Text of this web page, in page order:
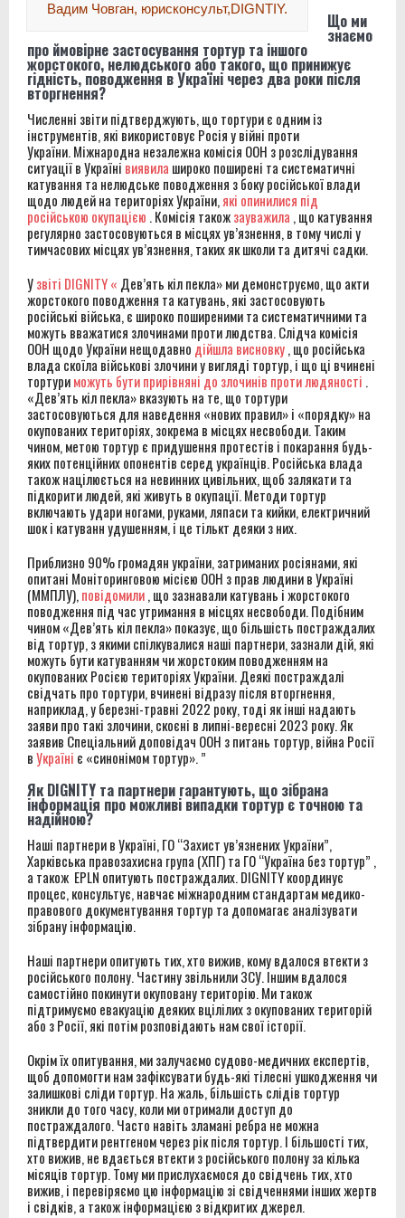
Вінницької виправної колонії №86
Звіт за результатами моніторингового візиту до
Вінницької установи виконання покарань №1
Правозахисники представили в ОБСЄ докази
депортації людей із місць несвободи на тимчасово
окупованих територіях України
Звіт за результатами моніторингового візиту до
Старобабанівської виправної колонії №92
Вадим Човган, юрисконсульт,DIGNTIY.
Що ми
знаємо
про ймовірне застосування тортур та іншого
жорстокого, нелюдського або такого, що принижує
гідність, поводження в Україні через два роки після
вторгнення?
Численні звіти підтверджують, що тортури є одним із
інструментів, які використовує Росія у війні проти
України. Міжнародна незалежна комісія ООН з розслідування
ситуації в Україні виявила широко поширені та систематичні
катування та нелюдське поводження з боку російської влади
щодо людей на територіях України,які опинилися під
російською окупацією . Комісія такожзауважила , що катування
регулярно застосовуються в місцях ув’язнення, в тому числі у
тимчасових місцях ув’язнення, таких як школи та дитячі садки.
Узвіті DIGNITY « Дев’ять кіл пекла» ми демонструємо, що акти
жорстокого поводження та катувань, які застосовують
російські війська, є широко поширеними та систематичними та
можуть вважатися злочинами проти людства. Слідча комісія
ООН щодо України нещодавно дійшла висновку, що російська
влада скоїла військові злочини у вигляді тортур, і що ці вчинені
тортуриможуть бути прирівняні до злочинів проти людяності .
«Дев’ять кіл пекла» вказують на те, що тортури
застосовуються для наведення «нових правил» і «порядку» на
окупованих територіях, зокрема в місцях несвободи. Таким
чином, метою тортур є придушення протестів і покарання будь-
яких потенційних опонентів серед українців. Російська влада
також націлюється на невинних цивільних, щоб залякати та
підкорити людей, які живуть в окупації. Методи тортур
включають удари ногами, руками, ляпаси та кийки, електричний
шок і катуваннудушенням, і це тількт деяки з них.
Приблизно 90% громадян україни, затриманих росіянами, які
опитані Моніторинговою місією ООН з прав людини в Україні
(ММПЛУ),повідомили, що зазнавали катувань і жорстокого
поводження під час утримання в місцях несвободи. Подібним
чином «Дев’ять кіл пекла» показує, що більшість постраждалих
від тортур, з якими спілкувалися наші партнери, зазнали дій, які
можуть бути катуванням чи жорстоким поводженням на
окупованих Росією територіях України. Деякі постраждалі
свідчать про тортури, вчинені відразу після вторгнення,
наприклад, у березні-травні 2022 року, тоді як інші надають
заяви про такі злочини, скоєні в липні-вересні 2023 року. Як
заявив Спеціальний доповідач ООН з питань тортур, війна Росії
вУкраїні є «синонімом тортур». ”
Як DIGNITY та партнери гарантують, що зібрана
інформація про можливі випадки тортур є точною та
надійною?
Наші партнери в Україні, ГО “Захист ув’язнених України”,
Харківська правозахисна група (ХПГ) та ГО “Україна без тортур” ,
а також EPLN опитують постраждалих. DIGNITY координує
процес, консультує, навчає міжнародним стандартам медико-
правового документування тортур та допомагає аналізувати
зібрану інформацію.
Наші партнери опитують тих, хто вижив, кому вдалося втекти з
російського полону. Частину звільнили ЗСУ. Іншим вдалося
самостійно покинути окуповану територію. Ми також
підтримуємо евакуацію деяких вцілілих з окупованих територій
або з Росії, які потім розповідають нам свої історії.
Окрім їх опитування, ми залучаємо судово-медичних експертів,
щоб допомогти нам зафіксувати будь-які тілесні ушкодження чи
залишкові сліди тортур. На жаль, більшість слідів тортур
зникли до того часу, коли ми отримали доступ до
постраждалого. Часто навіть зламані ребра не можна
підтвердити рентгеном через рік після тортур. І більшості тих,
хто вижив, не вдається втекти з російського полону за кілька
місяців тортур. Тому ми прислухаємося до свідчень тих, хто
вижив, і перевіряємо цю інформацію зі свідченнями інших жертв
і свідків, а також інформацією з відкритих джерел.